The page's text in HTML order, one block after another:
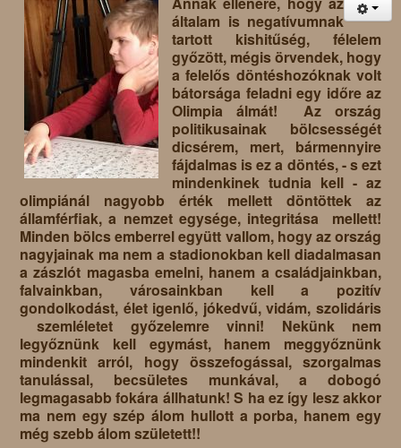
általam is negatívumnak
tartott kishitűség, félelem
győzött, mégis örvendek, hogy
a felelős döntéshozóknak volt
bátorsága feladni egy időre az
Olimpia álmát! Az ország
politikusainak bölcsességét
dicsérem, mert, bármennyire
fájdalmas is ez a döntés, - s ezt
mindenkinek tudnia kell - az
olimpiánál nagyobb érték mellett döntöttek az
államférfiak, a nemzet egysége, integritása mellett!
Minden bölcs emberrel együtt vallom, hogy az ország
nagyjainak ma nem a stadionokban kell diadalmasan
a zászlót magasba emelni, hanem a családjainkban,
falvainkban, városainkban kell a pozitív
gondolkodást, élet igenlő, jókedvű, vidám, szolidáris
szemléletet győzelemre vinni! Nekünk nem
legyőznünk kell egymást, hanem meggyőznünk
mindenkit arról, hogy összefogással, szorgalmas
tanulással, becsületes munkával, a dobogó
legmagasabb fokára állhatunk! S ha ez így lesz akkor
ma nem egy szép álom hullott a porba, hanem egy
még szebb álom született!!